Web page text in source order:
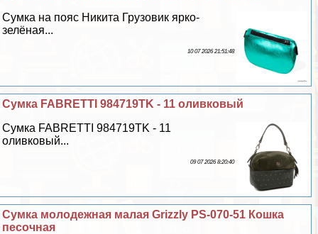
Сумка на пояс Никита Грузовик ярко-
зелёная...
10 07 2026 21:51:48
Сумка FABRETTI 984719TK - 11 оливковый
Сумка FABRETTI 984719TK - 11
оливковый...
09 07 2026 8:20:40
Сумка молодежная малая Grizzly PS-070-51 Кошка
песочная